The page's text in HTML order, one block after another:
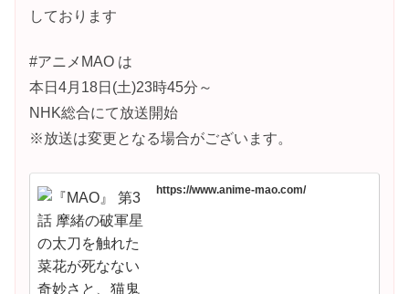
しております
#アニメMAO は
本日4月18日(土)23時45分～
NHK総合にて放送開始
※放送は変更となる場合がございます。
https://www.anime-mao.com/